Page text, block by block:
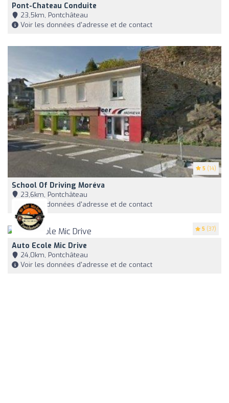
Pont-Chateau Conduite
23,5km, Pontchâteau
Voir les données d'adresse et de contact
5 (14)
School Of Driving Moréva
23,6km, Pontchâteau
Voir les données d'adresse et de contact
5 (37)
Auto Ecole Mic Drive
24,0km, Pontchâteau
Voir les données d'adresse et de contact